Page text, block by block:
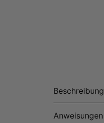
Beschreibung
Anweisungen